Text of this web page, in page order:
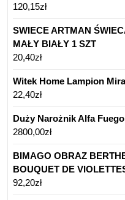
120,15zł
SWIECE ARTMAN
MAŁY BIAŁY 1 SZT
20,40zł
Witek Home Lampion
22,40zł
Duży Narożnik Alfa
2800,00zł
BIMAGO OBRAZ
BOUQUET DE
92,20zł